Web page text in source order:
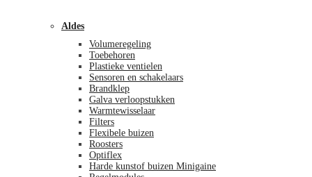
Aldes
Volumeregeling
Toebehoren
Plastieke ventielen
Sensoren en schakelaars
Brandklep
Galva verloopstukken
Warmtewisselaar
Filters
Flexibele buizen
Roosters
Optiflex
Harde kunstof buizen Minigaine